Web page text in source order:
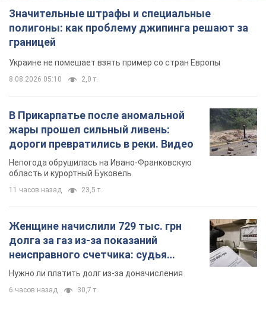
Значительные штрафы и специальные
полигоны: как проблему джипинга решают за
границей
Украине не помешает взять пример со стран Европы
8.08.2026 05:10 2,0 т.
В Прикарпатье после аномальной
жары прошел сильный ливень:
дороги превратились в реки. Видео
Непогода обрушилась на Ивано-Франковскую
область и курортный Буковель
11 часов назад 23,5 т.
Женщине начислили 729 тыс. грн
долга за газ из-за показаний
неисправного счетчика: судья
вынес неожиданное решение
Нужно ли платить долг из-за доначисления
6 часов назад 30,7 т.